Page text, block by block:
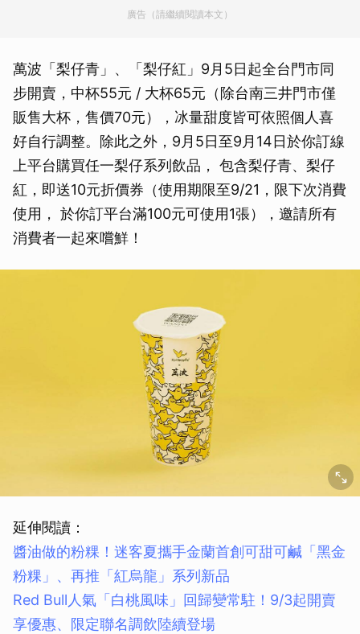
廣告（請繼續閱讀本文）
萬波「梨仔青」、「梨仔紅」9月5日起全台門市同
步開賣，中杯55元 / 大杯65元（除台南三井門市僅
販售大杯，售價70元），冰量甜度皆可依照個人喜
好自行調整。除此之外，9月5日至9月14日於你訂線
上平台購買任一梨仔系列飲品， 包含梨仔青、梨仔
紅，即送10元折價券（使用期限至9/21，限下次消費
使用， 於你訂平台滿100元可使用1張），邀請所有
消費者一起來嚐鮮！
延伸閱讀：
醬油做的粉粿！迷客夏攜手金蘭首創可甜可鹹「黑金
粉粿」、再推「紅烏龍」系列新品
Red Bull人氣「白桃風味」回歸變常駐！9/3起開賣
享優惠、限定聯名調飲陸續登場